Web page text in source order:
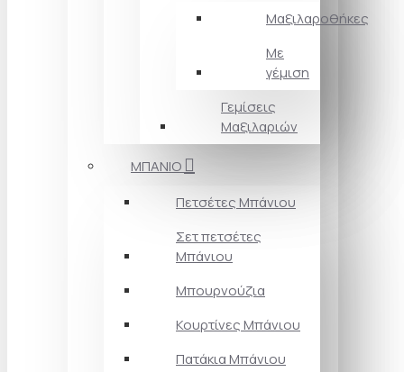
Μαξιλαροθήκες
Με
γέμιση
Γεμίσεις
Μαξιλαριών
ΜΠΑΝΙΟ
Πετσέτες Mπάνιου
Σετ πετσέτες
Mπάνιου
Μπουρνούζια
Κουρτίνες Mπάνιου
Πατάκια Mπάνιου